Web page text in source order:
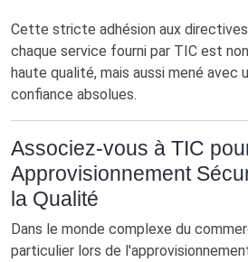
Cette stricte adhésion aux
chaque service fourni par TIC est
haute qualité, mais aussi mené avec
confiance absolues.
Associez-vous à TIC
Approvisionnement
la Qualité
Dans le monde complexe du
particulier lors de